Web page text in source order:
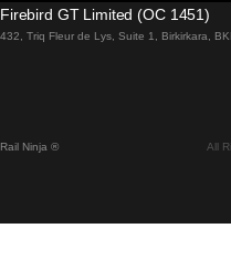
말라가 마드리드 기차에
비엔나 부다페스트 기차에
Firebird GT Limited (OC 1451)
432, Triq Fleur de Lys, Suite 1, Birkirkara,
Rail Ninja ® All